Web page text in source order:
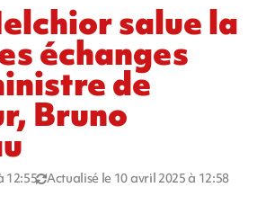
salue la
échanges
de
Bruno
12:55 Actualisé le 10 avril 2025 à 12:58